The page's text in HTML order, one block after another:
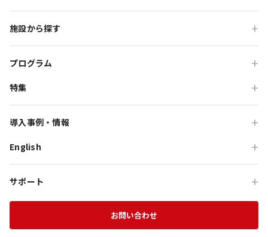
自治体・行政の方
研修・チームビルディング
インセンティブ・ご招待
高付加価値観光
貸切・イベント会場利用
教育旅行
施設から探す
オーシャンテラス
青海波
HELLO KITTY SMILE
HELLO KITTY SHOW BOX
農家レストラン 陽・燦燦
プログラム
団体体験プログラム
団体貸切プログラム
団体食事プログラム
団体教育プログラム
特集
チームビルディング特集
インセンティブ旅行特集
導入事例・情報
旅行会社向け事例
English
サポート
淡路島の魅力
お問い合わせ